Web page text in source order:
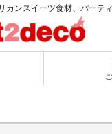
カンスイーツ食材、パーテ